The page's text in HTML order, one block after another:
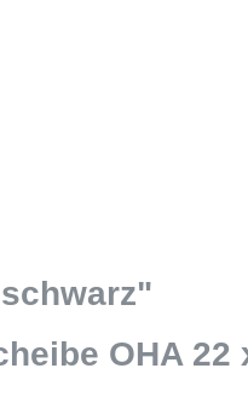
OHA 22